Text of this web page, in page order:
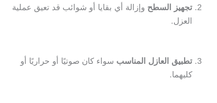
تجهيز السطح وإزالة أي بقايا أو شوائب قد تعيق عملية
العزل.
تطبيق العازل المناسب سواء كان صوتيًا أو حراريًا أو
كليهما.